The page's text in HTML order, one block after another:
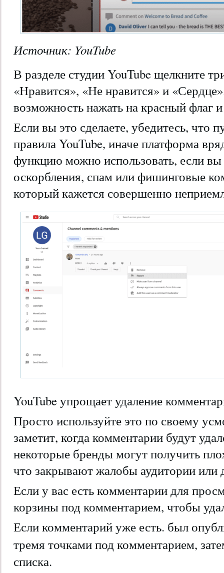
Источник: YouTube
В разделе студии YouTube щелкните
«Нравится», «Не нравится» и
возможность нажать на красный флаг
Если вы это сделаете, убедитесь, что
правила YouTube, иначе платформа
функцию можно использовать, если
оскорбления, спам или фишинговые
который кажется совершенно
YouTube упрощает удаление
Просто используйте это по своему
заметит, когда комментарии будут
некоторые бренды могут получить
что закрывают жалобы аудитории или
Если у вас есть комментарии для
корзины под комментарием, чтобы
Если комментарий уже есть. был
тремя точками под комментарием,
списка.